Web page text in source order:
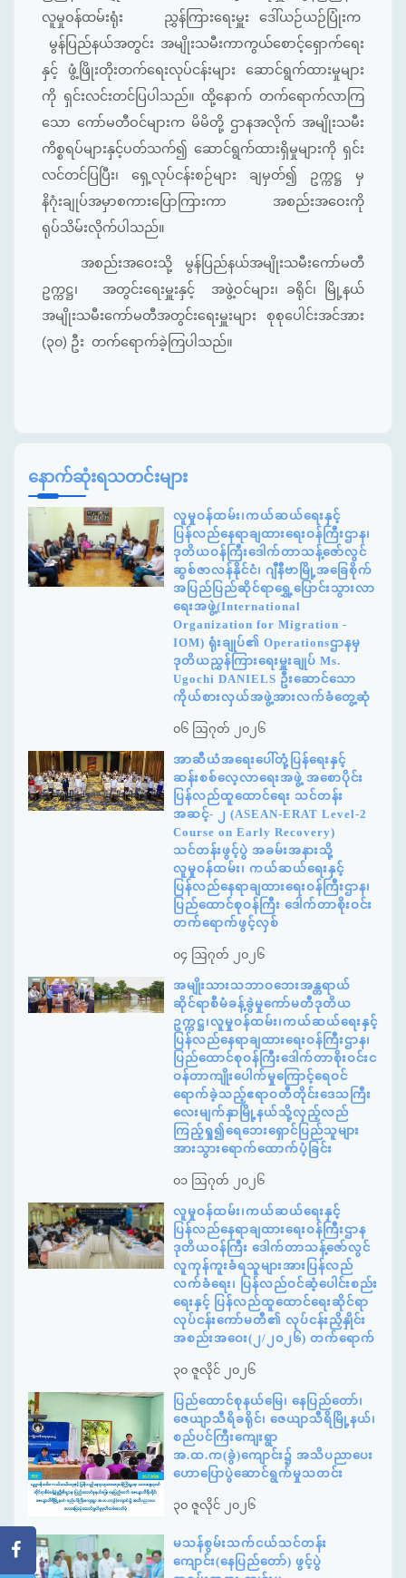
လူမှုဝန်ထမ်းရုံး ညွှန်ကြားရေးမှူး ဒေါ်ယဉ်ယဉ်ပြုံးက
မွန်ပြည်နယ်အတွင်း အမျိုးသမီးကာကွယ်စောင့်ရှောက်ရေး
နှင့် ဖွံ့ဖြိုးတိုးတက်ရေးလုပ်ငန်းများ ဆောင်ရွက်ထားမှုများ
ကို ရှင်းလင်းတင်ပြပါသည်။ ထို့နောက် တက်ရောက်လာကြ
သော ကော်မတီဝင်များက မိမိတို့ ဌာနအလိုက် အမျိုးသမီး
ကိစ္စရပ်များနှင့်ပတ်သက်၍ ဆောင်ရွက်ထားရှိမှုများကို ရှင်း
လင်တင်ပြပြီး၊ ရှေ့လုပ်ငန်းစဉ်များ ချမှတ်၍ ဥက္ကဋ္ဌ မှ
နိဂုံးချုပ်အမှာစကားပြောကြားကာ အစည်းအဝေးကို
ရုပ်သိမ်းလိုက်ပါသည်။
အစည်းအဝေးသို့ မွန်ပြည်နယ်အမျိုးသမီးကော်မတီ
ဥက္ကဋ္ဌ၊ အတွင်းရေးမှူးနှင့် အဖွဲ့ဝင်များ၊ ခရိုင်၊ မြို့နယ်
အမျိုးသမီးကော်မတီအတွင်းရေးမှူးများ စုစုပေါင်းအင်အား
(၃၀) ဦး တက်ရောက်ခဲ့ကြပါသည်။
နောက်ဆုံးရသတင်းများ
လူမှုဝန်ထမ်း၊ကယ်ဆယ်ရေးနှင့်
ပြန်လည်နေရာချထားရေးဝန်ကြီးဌာန၊
ဒုတိယဝန်ကြီးဒေါက်တာသန့်ဇော်လွင်
ဆွစ်ဇာလန်နိုင်ငံ၊ ဂျီနီဗာမြို့အခြေစိုက်
အပြည်ပြည်ဆိုင်ရာရွှေ့ပြောင်းသွားလာ
ရေးအဖွဲ့(International
Organization for Migration -
IOM) ရုံးချုပ်၏ Operationsဌာနမှ
ဒုတိယညွှန်ကြားရေးမှူးချုပ် Ms.
Ugochi DANIELS ဦးဆောင်သော
ကိုယ်စားလှယ်အဖွဲ့အားလက်ခံတွေ့ဆုံ
၀၆ ဩဂုတ် ၂၀၂၆
အာဆီယံအရေးပေါ်တုံ့ပြန်ရေးနှင့်
ဆန်းစစ်လေ့လာရေးအဖွဲ့ အစောပိုင်း
ပြန်လည်ထူထောင်ရေး သင်တန်း
အဆင့်- ၂ (ASEAN-ERAT Level-2
Course on Early Recovery)
သင်တန်းဖွင့်ပွဲ အခမ်းအနားသို့
လူမှုဝန်ထမ်း၊ ကယ်ဆယ်ရေးနှင့်
ပြန်လည်နေရာချထားရေးဝန်ကြီးဌာန၊
ပြည်ထောင်စုဝန်ကြီး ဒေါက်တာစိုးဝင်း
တက်ရောက်ဖွင့်လှစ်
၀၄ ဩဂုတ် ၂၀၂၆
အမျိုးသားသဘာဝဘေးအန္တရာယ်
ဆိုင်ရာစီမံခန့်ခွဲမှုကော်မတီဒုတိယ
ဥက္ကဋ္ဌ၊လူမှုဝန်ထမ်း၊ကယ်ဆယ်ရေးနှင့်
ပြန်လည်နေရာချထားရေးဝန်ကြီးဌာန၊
ပြည်ထောင်စုဝန်ကြီးဒေါက်တာစိုးဝင်းင
ဝန်တာကျိုးပေါက်မှုကြောင့်ရေဝင်
ရောက်ခဲ့သည့်ဧရာဝတီတိုင်းဒေသကြီး
လေးမျက်နှာမြို့နယ်သို့လှည့်လည်
ကြည့်ရှု၍ရေဘေးရှောင်ပြည်သူများ
အားသွားရောက်ထောက်ပံ့ခြင်း
၀၁ ဩဂုတ် ၂၀၂၆
လူမှုဝန်ထမ်း၊ကယ်ဆယ်ရေးနှင့်
ပြန်လည်နေရာချထားရေးဝန်ကြီးဌာန
ဒုတိယဝန်ကြီး ဒေါက်တာသန့်ဇော်လွင်
လူကုန်ကူးခံရသူများအားပြန်လည်
လက်ခံရေး၊ ပြန်လည်ဝင်ဆံ့ပေါင်းစည်း
ရေးနှင့် ပြန်လည်ထူထောင်ရေးဆိုင်ရာ
လုပ်ငန်းကော်မတီ၏ လုပ်ငန်းညှိနှိုင်း
အစည်းအဝေး(၂/၂၀၂၆) တက်ရောက်
၃၀ ဇူလိုင် ၂၀၂၆
ပြည်ထောင်စုနယ်မြေ၊ နေပြည်တော်၊
ဇေယျာသီရိခရိုင်၊ ဇေယျာသီရိမြို့နယ်၊
စည်ပင်ကြီးကျေးရွာ
အ.ထ.က(ခွဲ)ကျောင်း၌ အသိပညာပေး
ဟောပြောပွဲဆောင်ရွက်မှုသတင်း
၃၀ ဇူလိုင် ၂၀၂၆
မသန်စွမ်းသက်ငယ်သင်တန်း
ကျောင်း(နေပြည်တော်) ဖွင့်ပွဲ